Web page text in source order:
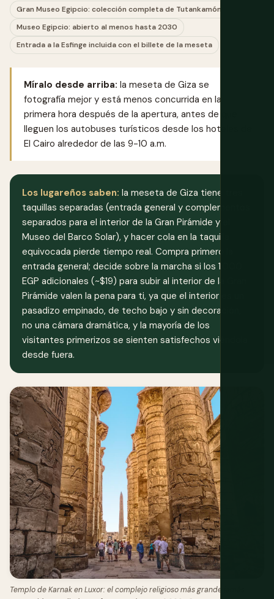
Gran Museo Egipcio: colección completa de Tutankamón
Museo Egipcio: abierto al menos hasta 2030
Entrada a la Esfinge incluida con el billete de la meseta
Míralo desde arriba: la meseta de Giza se
fotografía mejor y está menos concurrida en la
primera hora después de la apertura, antes de que
lleguen los autobuses turísticos desde los hoteles de
El Cairo alrededor de las 9-10 a.m.
Los lugareños saben: la meseta de Giza tiene tres
taquillas separadas (entrada general y complementos
separados para el interior de la Gran Pirámide y el
Museo del Barco Solar), y hacer cola en la taquilla
equivocada pierde tiempo real. Compra primero la
entrada general; decide sobre la marcha si los 1.000
EGP adicionales (~$19) para subir al interior de la Gran
Pirámide valen la pena para ti, ya que el interior es un
pasadizo empinado, de techo bajo y sin decoración,
no una cámara dramática, y la mayoría de los
visitantes primerizos se sienten satisfechos viéndola
desde fuera.
Templo de Karnak en Luxor: el complejo religioso más grande jamás